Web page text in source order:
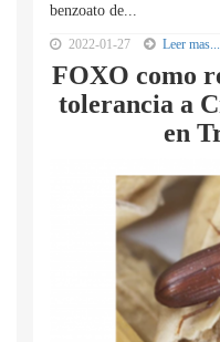
benzoato de...
2022-01-27 Leer mas...
FOXO como
tolerancia a
en